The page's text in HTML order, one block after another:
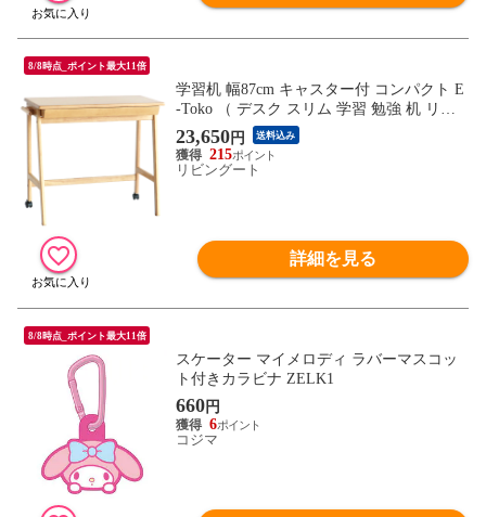
8/8時点_ポイント最大11倍
学習机 幅87cm キャスター付 コンパクト E
-Toko （ デスク スリム 学習 勉強 机 リビ
ング学習 木製 ダイニング サブテーブル 引
き出し 収納 ）
23,650円 送料込み
215
リビングート
詳細を見る
8/8時点_ポイント最大11倍
スケーター マイメロディ ラバーマスコッ
ト付きカラビナ ZELK1
660円
6
コジマ